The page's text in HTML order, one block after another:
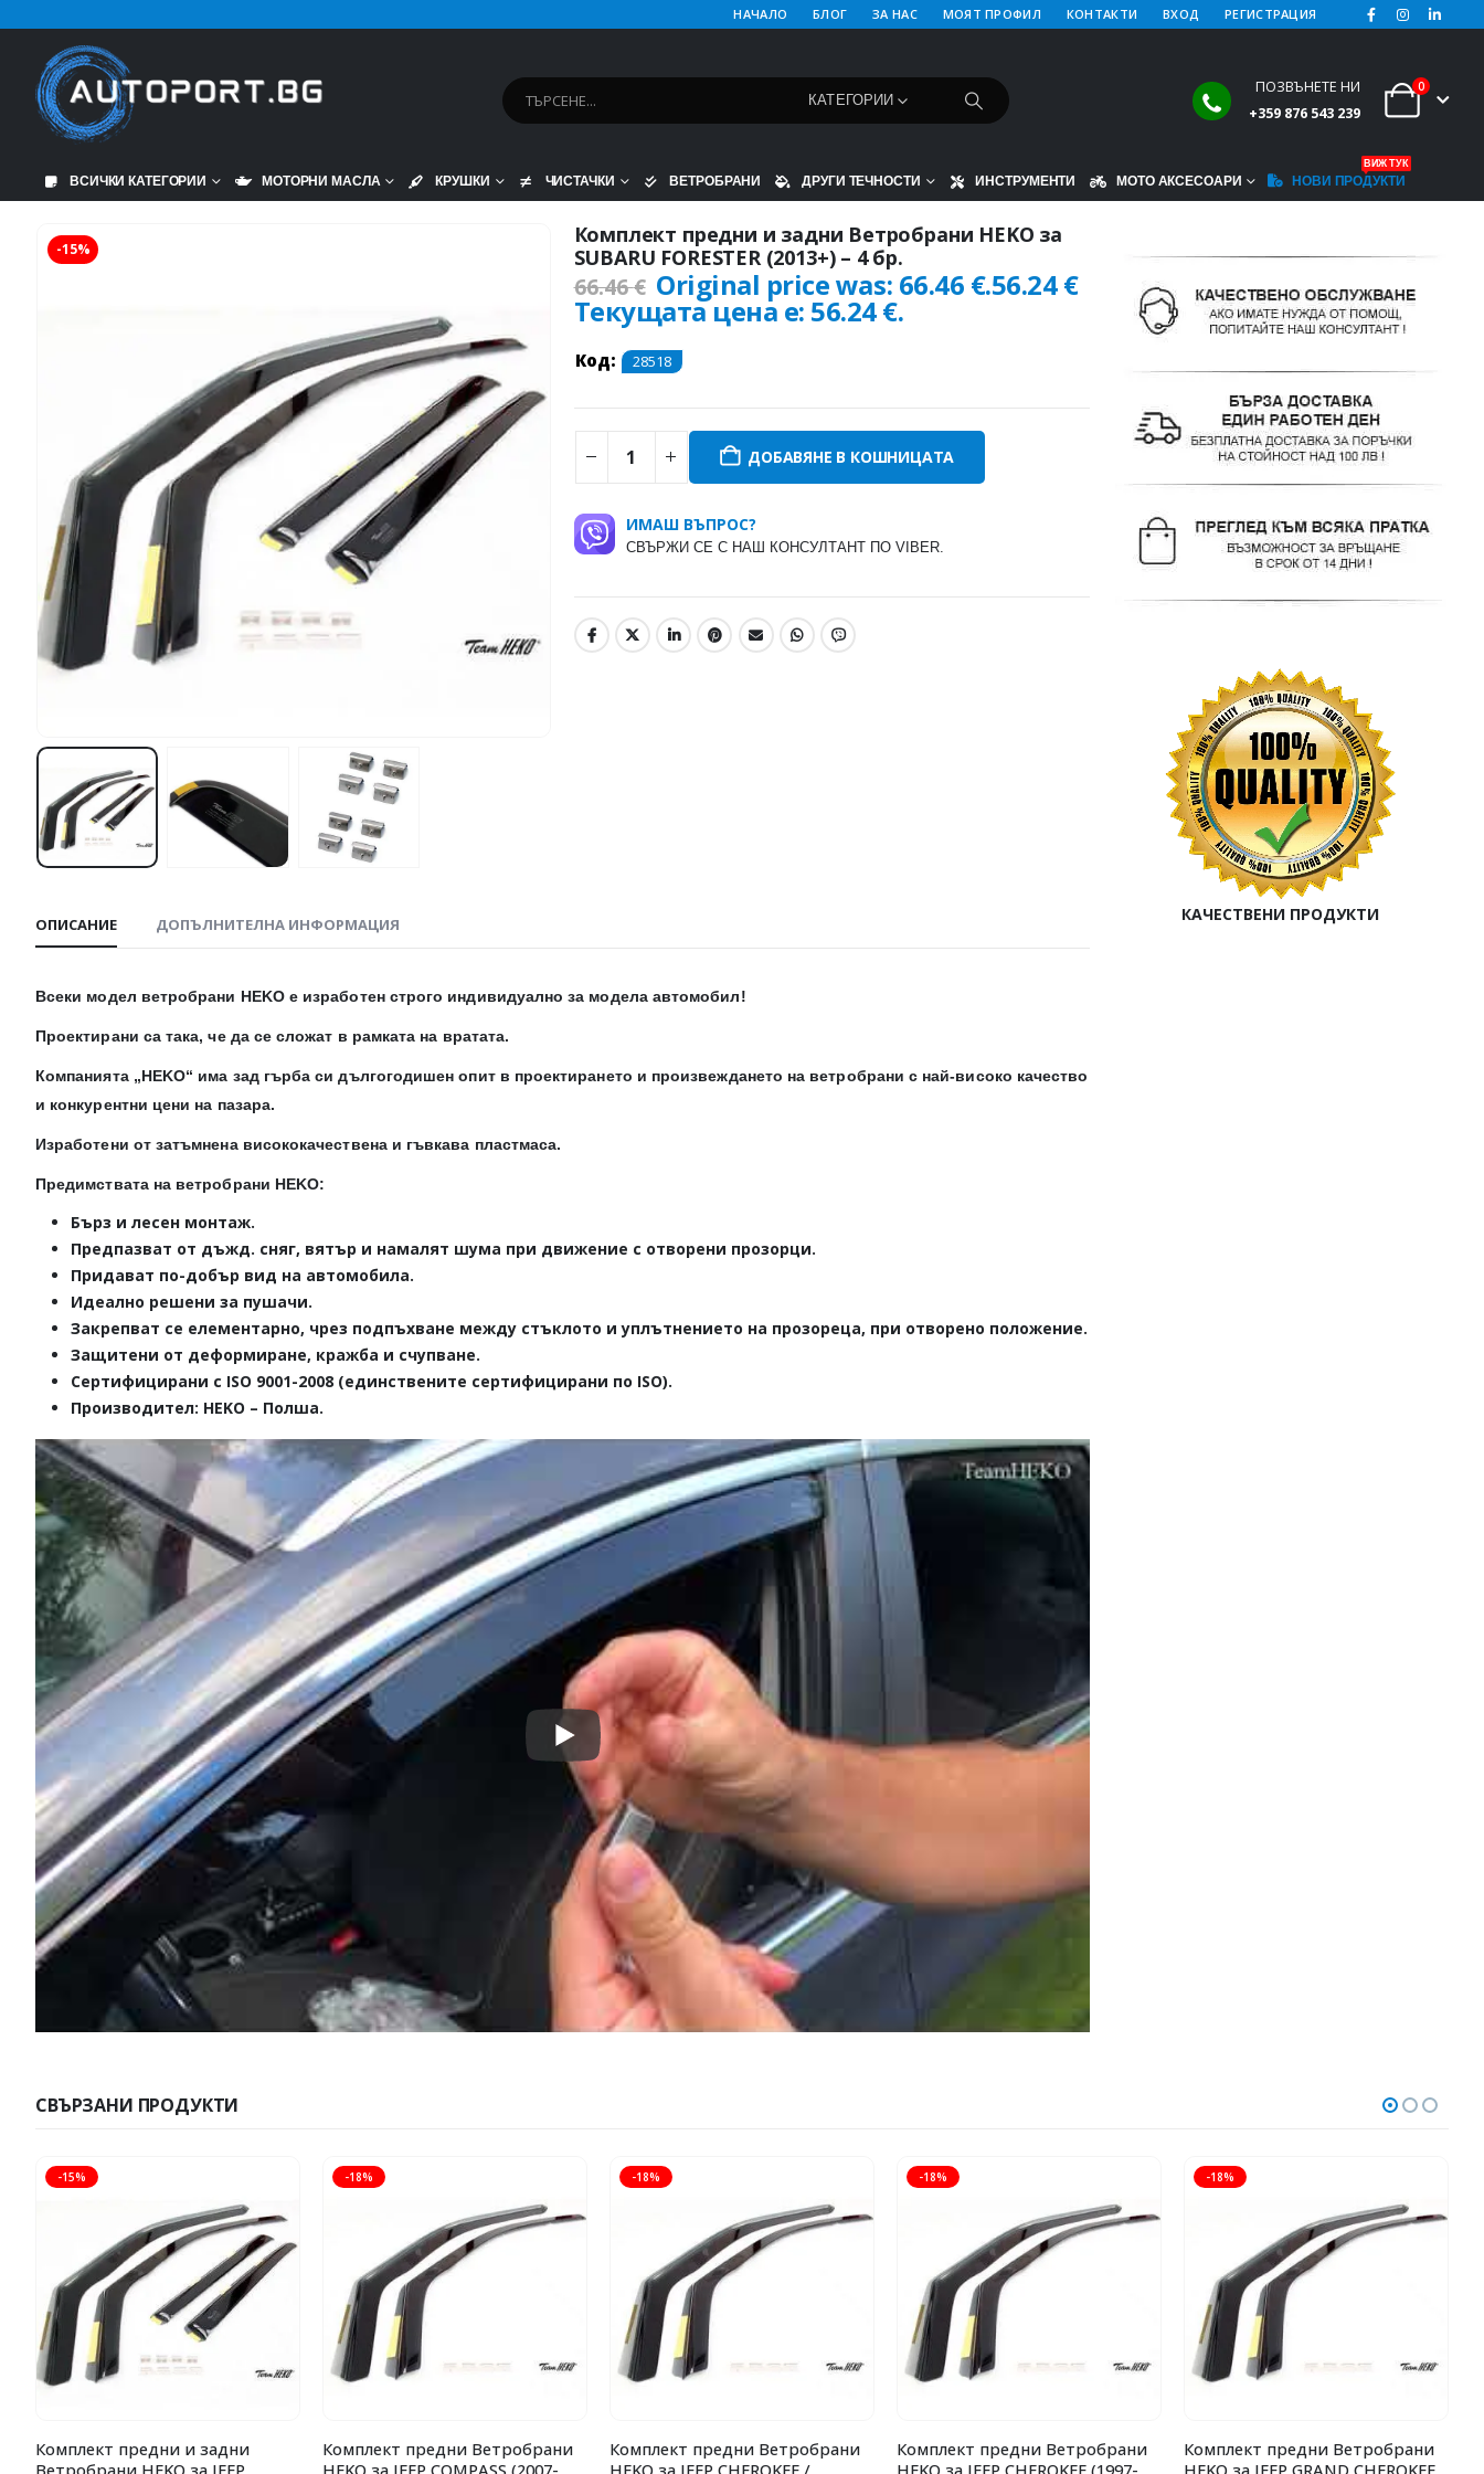
НАЧАЛО БЛОГ ЗА НАС МОЯТ ПРОФИЛ КОНТАКТИ ВХОД РЕГИСТРАЦИЯ
КАТЕГОРИИ
ПОЗВЪНЕТЕ НИ
+359 876 543 239
0
ВСИЧКИ КАТЕГОРИИ МОТОРНИ МАСЛА КРУШКИ ЧИСТАЧКИ ВЕТРОБРАНИ ДРУГИ ТЕЧНОСТИ ИНСТРУМЕНТИ МОТО АКСЕСОАРИ НОВИ ПРОДУКТИ
ВИЖ ТУК
-15%
Комплект предни и задни Ветробрани HEKO за
SUBARU FORESTER (2013+) – 4 бр.
66.46€ Original price was: 66.46 €.56.24€
Текущата цена е: 56.24 €.
Код: 28518
ДОБАВЯНЕ В КОШНИЦАТА
ИМАШ ВЪПРОС?
СВЪРЖИ СЕ С НАШ КОНСУЛТАНТ ПО VIBER.
ОПИСАНИЕ ДОПЪЛНИТЕЛНА ИНФОРМАЦИЯ
Всеки модел ветробрани HEKO е изработен строго индивидуално за модела автомобил!
Проектирани са така, че да се сложат в рамката на вратата.
Компанията „HEKO“ има зад гърба си дългогодишен опит в проектирането и произвеждането на ветробрани с най-високо качество
и конкурентни цени на пазара.
Изработени от затъмнена висококачествена и гъвкава пластмаса.
Предимствата на ветробрани HEKO:
Бърз и лесен монтаж.
Предпазват от дъжд. сняг, вятър и намалят шума при движение с отворени прозорци.
Придават по-добър вид на автомобила.
Идеално решени за пушачи.
Закрепват се елементарно, чрез подпъхване между стъклото и уплътнението на прозореца, при отворено положение.
Защитени от деформиране, кражба и счупване.
Сертифицирани с ISO 9001-2008 (единствените сертифицирани по ISO).
Производител: HEKO – Полша.
КАЧЕСТВЕНИ ПРОДУКТИ
СВЪРЗАНИ ПРОДУКТИ
-15%
Комплект предни и задни
Ветробрани HEKO за JEEP
-18%
Комплект предни Ветробрани
HEKO за JEEP COMPASS (2007-
-18%
Комплект предни Ветробрани
HEKO за JEEP CHEROKEE /
-18%
Комплект предни Ветробрани
HEKO за JEEP CHEROKEE (1997-
-18%
Комплект предни Ветробрани
HEKO за JEEP GRAND CHEROKEE